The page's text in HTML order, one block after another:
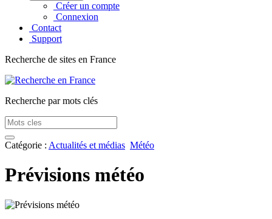
Créer un compte
Connexion
Contact
Support
Recherche de sites en France
Recherche par mots clés
Catégorie : Actualités et médias Météo
Prévisions météo